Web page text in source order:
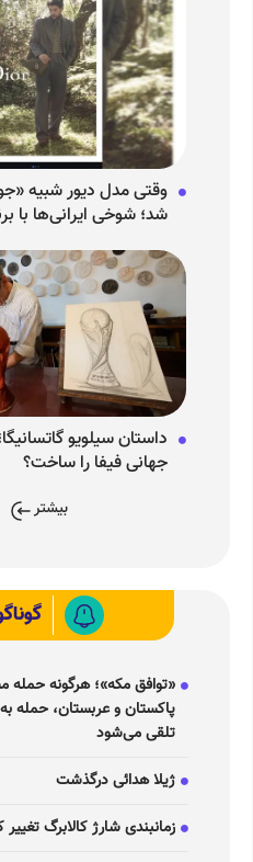
وقتی مدل دیور شبیه
شد؛ شوخی ایرانی‌ها با
داستان سیلویو
جهانی فیفا را ساخت؟
بیشتر
«توافق مکه»؛ هرگونه حمله
پاکستان و عربستان، حمله
تلقی می‌شود
ژیلا هدائی درگذشت
زمانبندی شارژ کالابرگ تغییر